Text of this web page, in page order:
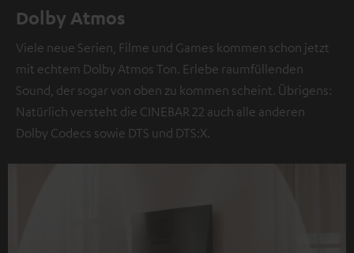
Dolby Atmos
Viele neue Serien, Filme und Games kommen schon jetzt
mit echtem Dolby Atmos Ton. Erlebe raumfüllenden
Sound, der sogar von oben zu kommen scheint. Übrigens:
Natürlich versteht die CINEBAR 22 auch alle anderen
Dolby Codecs sowie DTS und DTS:X.